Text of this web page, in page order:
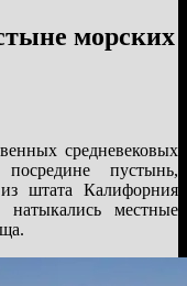
морских
средневековых
пустынь,
штата Калифорния
местные